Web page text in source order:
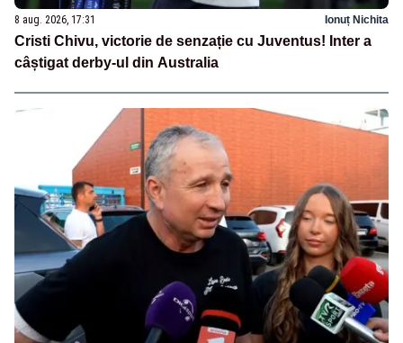
8 aug. 2026, 17:31 Ionuț Nichita
Cristi Chivu, victorie de senzație cu Juventus! Inter a
câștigat derby-ul din Australia